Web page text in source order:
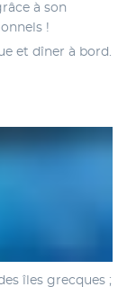
à son
!
et dîner à bord.
îles grecques ;